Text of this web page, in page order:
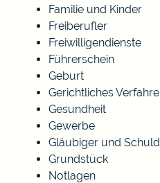
Familie und Kinder
Freiberufler
Freiwilligendienste
Führerschein
Geburt
Gerichtliches
Gesundheit
Gewerbe
Gläubiger und
Grundstück
Notlagen